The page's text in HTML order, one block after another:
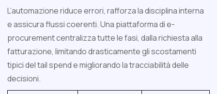
L’automazione riduce errori, rafforza la disciplina interna
e assicura flussi coerenti. Una piattaforma di e-
procurement centralizza tutte le fasi, dalla richiesta alla
fatturazione, limitando drasticamente gli scostamenti
tipici del tail spend e migliorando la tracciabilità delle
decisioni.